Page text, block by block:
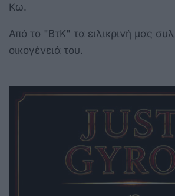
Κω.
Από το "ΒτΚ" τα ειλικρινή μας
οικογένειά του.